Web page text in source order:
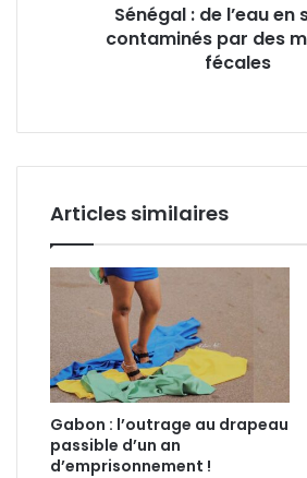
Sénégal : de l’eau en
contaminés par des
fécales
Articles similaires
Gabon : l’outrage au drapeau
passible d’un an
d’emprisonnement !